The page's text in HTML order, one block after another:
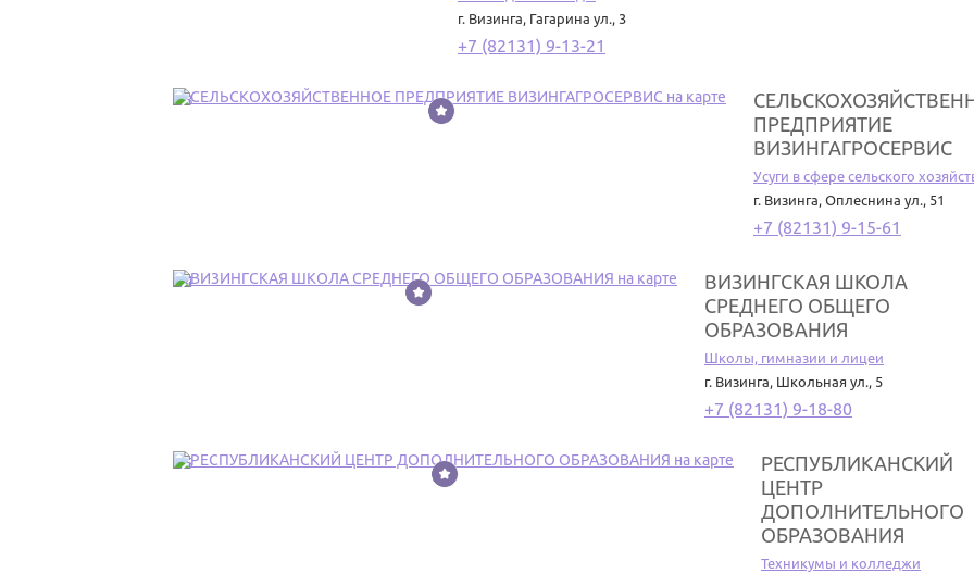
г. Визинга, Гагарина ул., 3
+7 (82131) 9-13-21
13
ПРЕДПРИЯТИЕ
ВИЗИНГАГРОСЕРВИС
Усуги в сфере сельского
г. Визинга, Оплеснина ул., 51
+7 (82131) 9-15-61
14
ВИЗИНГСКАЯ ШКОЛА
СРЕДНЕГО ОБЩЕГО
ОБРАЗОВАНИЯ
Школы, гимназии и лицеи
г. Визинга, Школьная ул., 5
+7 (82131) 9-18-80
15
РЕСПУБЛИКАНСКИЙ
ЦЕНТР
ДОПОЛНИТЕЛЬНОГО
ОБРАЗОВАНИЯ
Техникумы и колледжи